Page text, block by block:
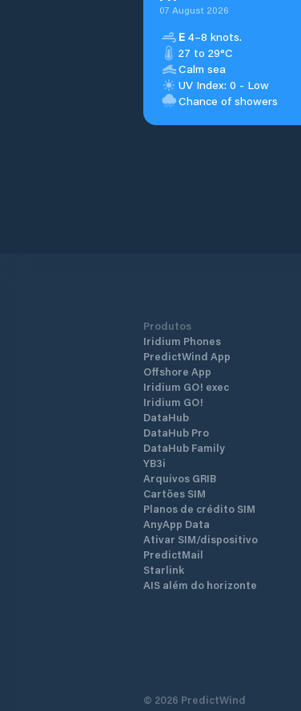
07 August 2026
E 4–8 knots.
27 to 29°C
Calm sea
UV Index: 0 - Low
Chance of showers
Produtos
Iridium Phones
PredictWind App
Offshore App
Iridium GO! exec
Iridium GO!
DataHub
DataHub Pro
DataHub Family
YB3i
Arquivos GRIB
Cartões SIM
Planos de crédito SIM
AnyApp Data
Ativar SIM/dispositivo
PredictMail
Starlink
AIS além do horizonte
© 2026 PredictWind